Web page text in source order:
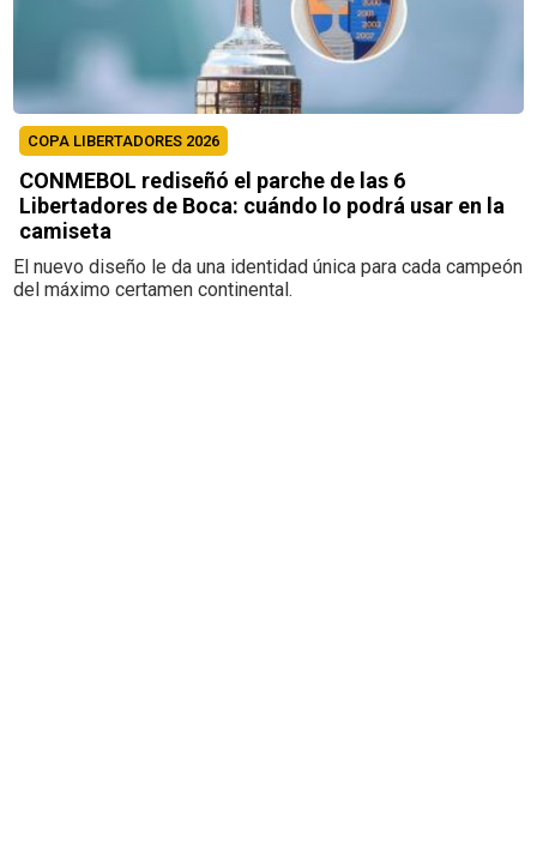
COPA LIBERTADORES 2026
CONMEBOL rediseñó el parche de las 6
Libertadores de Boca: cuándo lo podrá usar en la
camiseta
El nuevo diseño le da una identidad única para cada campeón
del máximo certamen continental.